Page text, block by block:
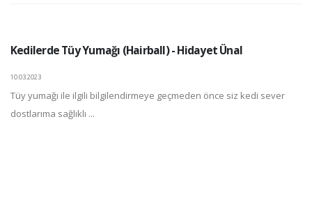
Kedilerde Tüy Yumağı (Hairball) - Hidayet Ünal
10.03.2023
Tüy yumağı ile ilgili bilgilendirmeye geçmeden önce siz kedi sever
dostlarıma sağlıklı ...